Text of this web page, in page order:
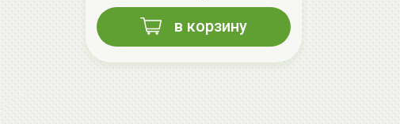
в корзину